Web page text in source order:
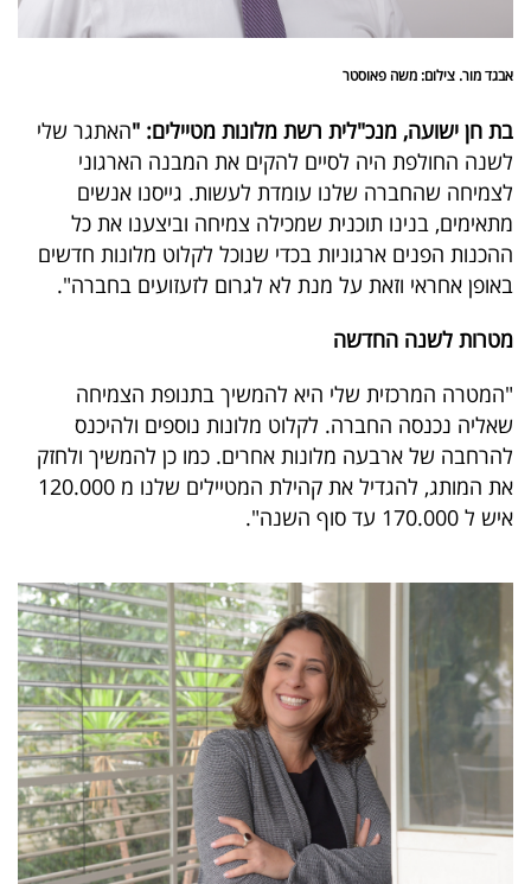
אבגד מור. צילום: משה פאוסטר
בת חן ישועה, מנכ"לית רשת מלונות מטיילים: "האתגר שלי
לשנה החולפת היה לסיים להקים את המבנה הארגוני
לצמיחה שהחברה שלנו עומדת לעשות. גייסנו אנשים
מתאימים, בנינו תוכנית שמכילה צמיחה וביצענו את כל
ההכנות הפנים ארגוניות בכדי שנוכל לקלוט מלונות חדשים
באופן אחראי וזאת על מנת לא לגרום לזעזועים בחברה".
מטרות לשנה החדשה
"המטרה המרכזית שלי היא להמשיך בתנופת הצמיחה
שאליה נכנסה החברה. לקלוט מלונות נוספים ולהיכנס
להרחבה של ארבעה מלונות אחרים. כמו כן להמשיך ולחזק
את המותג, להגדיל את קהילת המטיילים שלנו מ 120.000
איש ל 170.000 עד סוף השנה".